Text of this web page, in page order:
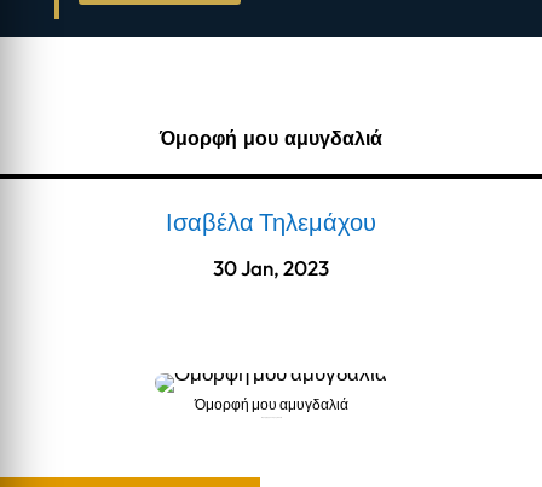
Όμορφή μου αμυγδαλιά
Ισαβέλα Τηλεμάχου
30 Jan, 2023
Όμορφή μου αμυγδαλιά